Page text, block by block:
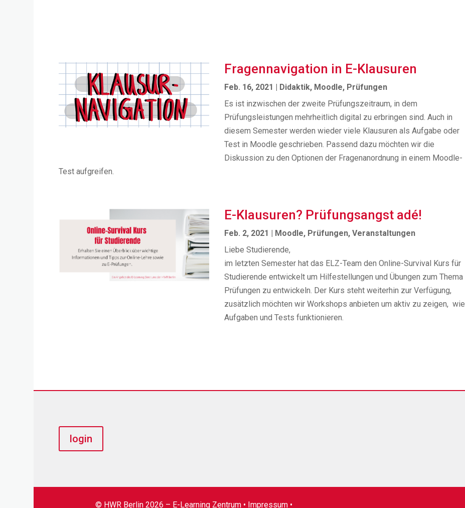
Fragennavigation in E-Klausuren
Feb. 16, 2021 Didaktik, Moodle, Prüfungen
Es ist inzwischen der zweite Prüfungszeitraum, in dem
Prüfungsleistungen mehrheitlich digital zu erbringen sind. Auch in
diesem Semester werden wieder viele Klausuren als Aufgabe oder
Test in Moodle geschrieben. Passend dazu möchten wir die
Diskussion zu den Optionen der Fragenanordnung in einem Moodle-
Test aufgreifen.
E-Klausuren? Prüfungsangst adé!
Feb. 2, 2021 Moodle, Prüfungen,Veranstaltungen
Liebe Studierende,
im letzten Semester hat das ELZ-Team den Online-Survival Kurs für
Studierende entwickelt um Hilfestellungen und Übungen zum Thema
Prüfungen zu entwickeln. Der Kurs steht weiterhin zur Verfügung,
zusätzlich möchten wir Workshops anbieten um aktiv zu zeigen, wie
Aufgaben und Tests funktionieren.
login
© HWR Berlin 2026 – E-Learning Zentrum • Impressum•